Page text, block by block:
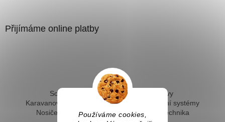
Používáme cookies,
Přijímáme online platby
Solární ohřev vody - kompletní sestavy
Karavanové solární systémy
Ostrovní solární systémy
Nosiče kol na tažné
Hevery a dílenská technika